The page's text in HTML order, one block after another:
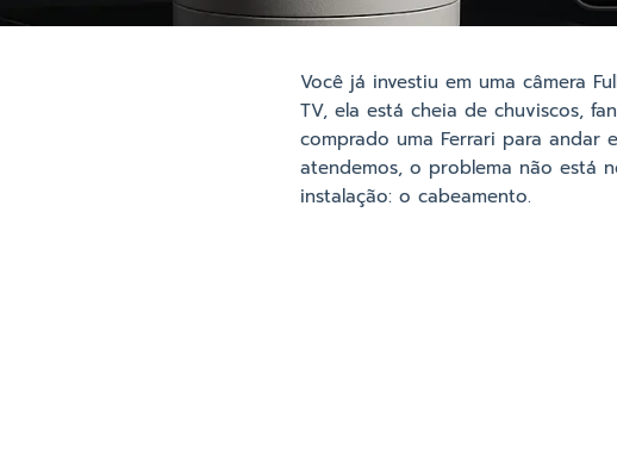
Você já investiu em uma câmera
TV, ela está cheia de chuviscos,
comprado uma Ferrari para andar
atendemos, o problema não está
instalação: o cabeamento.